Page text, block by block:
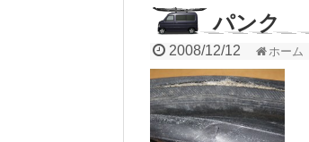
パンク
2008/12/12 ホーム